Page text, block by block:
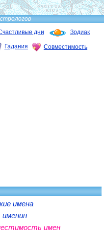
дни Зодиак
Гадания Совместимость
имена
именин
имен